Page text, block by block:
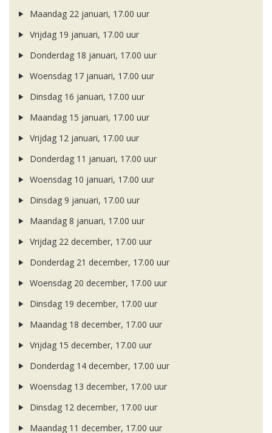
Maandag 22 januari, 17.00 uur
Vrijdag 19 januari, 17.00 uur
Donderdag 18 januari, 17.00 uur
Woensdag 17 januari, 17.00 uur
Dinsdag 16 januari, 17.00 uur
Maandag 15 januari, 17.00 uur
Vrijdag 12 januari, 17.00 uur
Donderdag 11 januari, 17.00 uur
Woensdag 10 januari, 17.00 uur
Dinsdag 9 januari, 17.00 uur
Maandag 8 januari, 17.00 uur
Vrijdag 22 december, 17.00 uur
Donderdag 21 december, 17.00 uur
Woensdag 20 december, 17.00 uur
Dinsdag 19 december, 17.00 uur
Maandag 18 december, 17.00 uur
Vrijdag 15 december, 17.00 uur
Donderdag 14 december, 17.00 uur
Woensdag 13 december, 17.00 uur
Dinsdag 12 december, 17.00 uur
Maandag 11 december, 17.00 uur